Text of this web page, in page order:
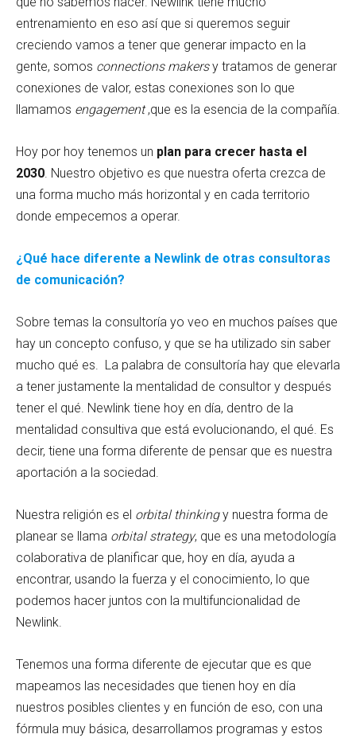
entrenamiento en eso así que si queremos seguir
creciendo vamos a tener que generar impacto en la
gente, somos connections makersy tratamos de generar
conexiones de valor, estas conexiones son lo que
llamamos engagement,que es la esencia de la compañía.
Hoy por hoy tenemos un plan para crecer hasta el
2030 . Nuestro objetivo es que nuestra oferta crezca de
una forma mucho más horizontal y en cada territorio
donde empecemos a operar.
¿Qué hace diferente a Newlink de otras consultoras
de comunicación?
Sobre temas la consultoría yo veo en muchos países que
hay un concepto confuso, y que se ha utilizado sin saber
mucho qué es. La palabra de consultoría hay que elevarla
a tener justamente la mentalidad de consultor y después
tener el qué. Newlink tiene hoy en día, dentro de la
mentalidad consultiva que está evolucionando, el qué. Es
decir, tiene una forma diferente de pensar que es nuestra
aportación a la sociedad.
Nuestra religión es el orbital thinkingy nuestra forma de
planear se llama orbital strategy, que es una metodología
colaborativa de planificar que, hoy en día, ayuda a
encontrar, usando la fuerza y el conocimiento, lo que
podemos hacer juntos con la multifuncionalidad de
Newlink.
Tenemos una forma diferente de ejecutar que es que
mapeamos las necesidades que tienen hoy en día
nuestros posibles clientes y en función de eso, con una
fórmula muy básica, desarrollamos programas y estos